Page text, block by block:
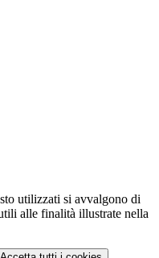
utilizzati si avvalgono di
alle finalità illustrate nella